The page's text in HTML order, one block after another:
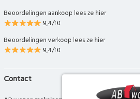
Beoordelingen aankoop lees ze hier
9,4/10
Beoordelingen verkoop lees ze hier
9,4/10
Contact